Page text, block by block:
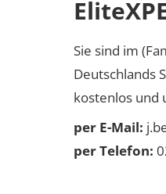
Sie sind im
Deutschlands
kostenlos und
per E-Mail:
per Telefon: